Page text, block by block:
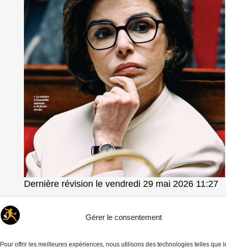
Gérer le consentement
Pour offrir les meilleures expériences, nous utilisons des technologies telles que
Dernière révision le vendredi 29 mai 2026 11:27
Soutener un autre modèle de média :
libre. Faire un don !